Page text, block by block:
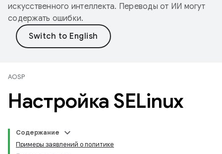
искусственного интеллекта. Переводы от ИИ могут
содержать ошибки.
AOSP
Настройка SELinux
Содержание
Примеры заявлений о политике